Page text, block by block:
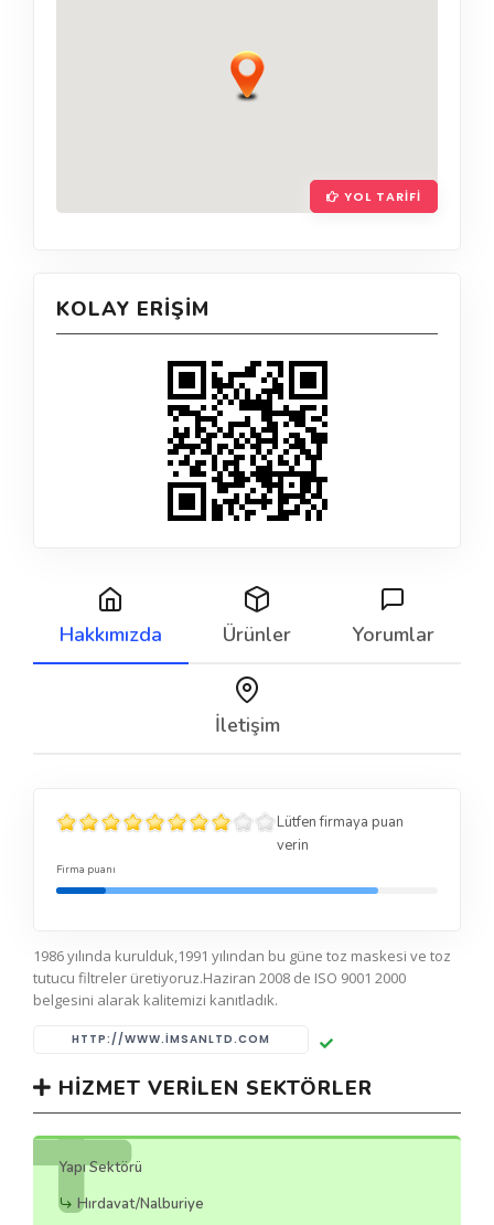
YOL TARIFI
KOLAY ERIŞIM
Hakkımızda Ürünler Yorumlar
İletişim
Lütfen firmaya puan
verin
Firma puanı
1986 yılında kurulduk,1991 yılından bu güne toz maskesi ve toz
tutucu filtreler üretiyoruz.Haziran 2008 de ISO 9001 2000
belgesini alarak kalitemizi kanıtladık.
HTTP://WWW.IMSANLTD.COM
HIZMET VERILEN SEKTÖRLER
Yapı Sektörü
Hırdavat/Nalburiye